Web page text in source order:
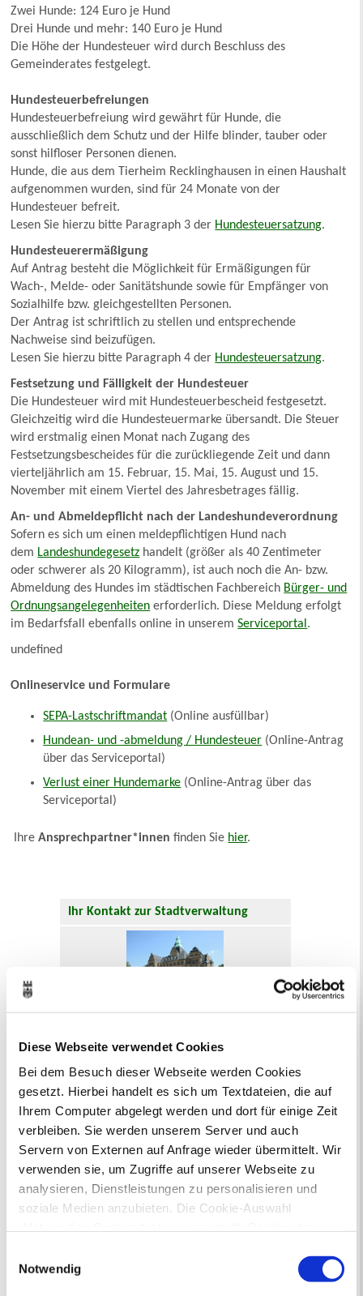
Diese Webseite verwendet Cookies
Bei dem Besuch dieser Webseite werden Cookies
gesetzt. Hierbei handelt es sich um Textdateien, die auf
Ihrem Computer abgelegt werden und dort für einige Zeit
verbleiben. Sie werden unserem Server und auch
Servern von Externen auf Anfrage wieder übermittelt. Wir
verwenden sie, um Zugriffe auf unserer Webseite zu
analysieren, Dienstleistungen zu personalisieren und
soziale Medien anzubieten. Die Cookie-Auswahl
Drittländern (USA) mit unzureichendem
Datenschutzniveau verarbeiten. Es besteht die Gefahr,
Notwendig
Zwei Hunde: 124 Euro je Hund
Drei Hunde und mehr: 140 Euro je Hund
Die Höhe der Hundesteuer wird durch Beschluss des
Gemeinderates festgelegt.
Hundesteuerbefreiungen
Hundesteuerbefreiung wird gewährt für Hunde, die
ausschließlich dem Schutz und der Hilfe blinder, tauber oder
sonst hilfloser Personen dienen.
Hunde, die aus dem Tierheim Recklinghausen in einen Haushalt
aufgenommen wurden, sind für 24 Monate von der
Hundesteuer befreit.
Lesen Sie hierzu bitte Paragraph 3 der Hundesteuersatzung.
Hundesteuerermäßigung
Auf Antrag besteht die Möglichkeit für Ermäßigungen für
Wach-, Melde- oder Sanitätshunde sowie für Empfänger von
Sozialhilfe bzw. gleichgestellten Personen.
Der Antrag ist schriftlich zu stellen und entsprechende
Nachweise sind beizufügen.
Lesen Sie hierzu bitte Paragraph 4 der Hundesteuersatzung.
Festsetzung und Fälligkeit der Hundesteuer
Die Hundesteuer wird mit Hundesteuerbescheid festgesetzt.
Gleichzeitig wird die Hundesteuermarke übersandt. Die Steuer
wird erstmalig einen Monat nach Zugang des
Festsetzungsbescheides für die zurückliegende Zeit und dann
vierteljährlich am 15. Februar, 15. Mai, 15. August und 15.
November mit einem Viertel des Jahresbetrages fällig.
An- und Abmeldepflicht nach der Landeshundeverordnung
Sofern es sich um einen meldepflichtigen Hund nach
dem Landeshundegesetz handelt (größer als 40 Zentimeter
oder schwerer als 20 Kilogramm), ist auch noch die An- bzw.
Abmeldung des Hundes im städtischen Fachbereich Bürger- und
Ordnungsangelegenheiten erforderlich. Diese Meldung erfolgt
im Bedarfsfall ebenfalls online in unseremServiceportal .
undefined
Onlineservice und Formulare
SEPA-Lastschriftmandat (Online ausfüllbar)
Hundean- und -abmeldung / Hundesteuer (Online-Antrag
über das Serviceportal)
Verlust einer Hundemarke (Online-Antrag über das
Serviceportal)
IhreAnsprechpartner*innen finden Sie hier.
Ihr Kontakt zur Stadtverwaltung
Online-Terminvergabe
Beurkundung Vaterschaft, Sorge
und Unterhalt
Gewerbeangelegenheiten
Urkundenservice
Online-Service (Serviceportal)
Kontaktformular
Öffnungszeiten
E-Rechnung FAQ